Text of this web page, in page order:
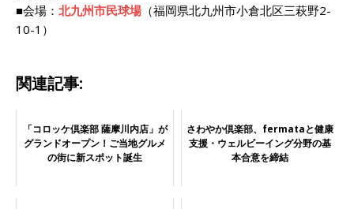
■会場： 北九州市民球場 （福岡県北九州市小倉北区三萩野2-
10-1）
関連記事:
「コロッケ倶楽部 薩摩川内店」が
グランドオープン！ご当地グルメ
の街に新スポット誕生
さわやか倶楽部、fermataと健康
支援・ウェルビーイング分野の基
本合意を締結